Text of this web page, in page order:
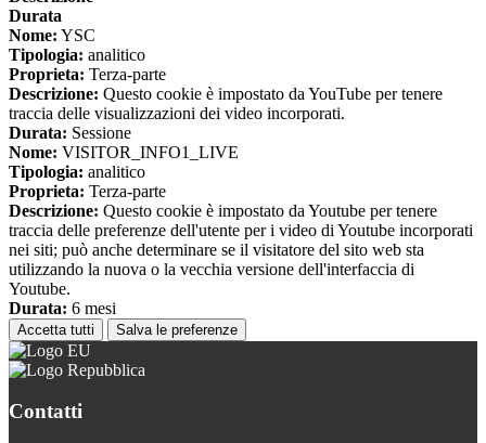
Durata
Nome: YSC
Tipologia: analitico
Proprieta: Terza-parte
Descrizione: Questo cookie è impostato da YouTube per tenere
traccia delle visualizzazioni dei video incorporati.
Durata: Sessione
Nome: VISITOR_INFO1_LIVE
Tipologia: analitico
Proprieta: Terza-parte
Descrizione: Questo cookie è impostato da Youtube per tenere
traccia delle preferenze dell'utente per i video di Youtube incorporati
nei siti; può anche determinare se il visitatore del sito web sta
utilizzando la nuova o la vecchia versione dell'interfaccia di
Youtube.
Durata: 6 mesi
Accetta tutti Salva le preferenze
Contatti